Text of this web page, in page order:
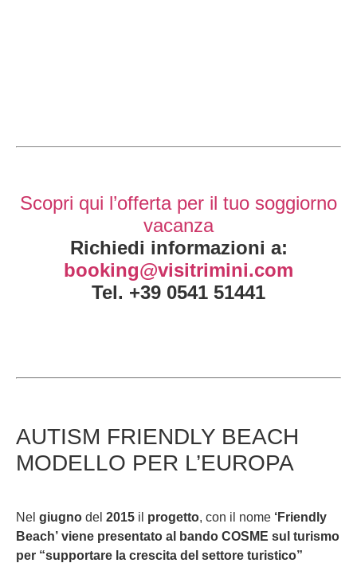
Scopri qui l’offerta per il tuo soggiorno
vacanza
Richiedi informazioni a:
booking@visitrimini.com
AUTISM FRIENDLY BEACH
MODELLO PER L’EUROPA
Nel giugno del 2015 il progetto, con il nome ‘Friendly
Beach’ viene presentato al bando COSME sul turismo
per “supportare la crescita del settore turistico”